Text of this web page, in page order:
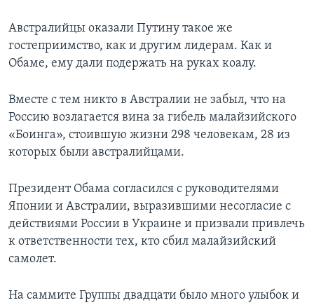
Австралийцы оказали Путину такое же
гостеприимство, как и другим лидерам. Как и
Обаме, ему дали подержать на руках коалу.
Вместе с тем никто в Австралии не забыл, что на
Россию возлагается вина за гибель малайзийского
«Боинга», стоившую жизни 298 человекам, 28 из
которых были австралийцами.
Президент Обама согласился с руководителями
Японии и Австралии, выразившими несогласие с
действиями России в Украине и призвали привлечь
к ответственности тех, кто сбил малайзийский
самолет.
На саммите Группы двадцати было много улыбок и